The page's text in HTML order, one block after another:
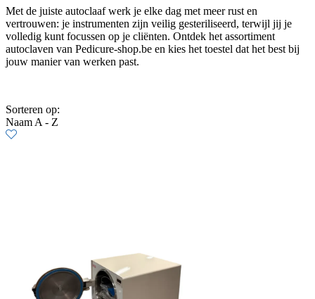
Met de juiste autoclaaf werk je elke dag met meer rust en
vertrouwen: je instrumenten zijn veilig gesteriliseerd, terwijl jij je
volledig kunt focussen op je cliënten. Ontdek het assortiment
autoclaven van Pedicure-shop.be en kies het toestel dat het best bij
jouw manier van werken past.
Sorteren op:
Naam A - Z